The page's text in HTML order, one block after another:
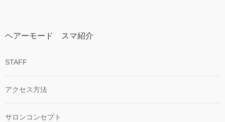
ヘアーモード スマ紹介
STAFF
アクセス方法
サロンコンセプト